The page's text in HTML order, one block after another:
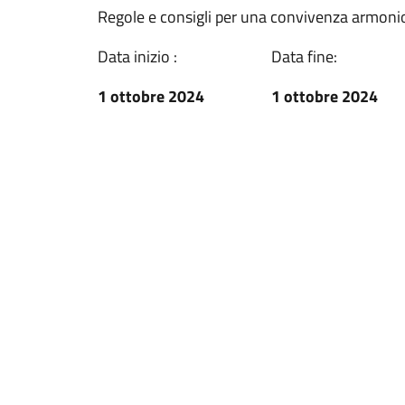
Regole e consigli per una convivenza
Data inizio :
1 ottobre 2024
Data fine:
1 ottobre 2024